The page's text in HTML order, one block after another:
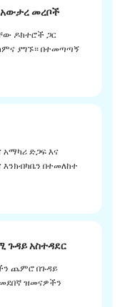
መረቦች
ዶክተሮች ጋር
ያግኙ። በተመጣጣኝ
አማካሪ ድጋፍ እና
እንክብካቤን በተመለከተ
አስተዳደር
ጨምሮ በጉዳይ
ዝመናዎችን